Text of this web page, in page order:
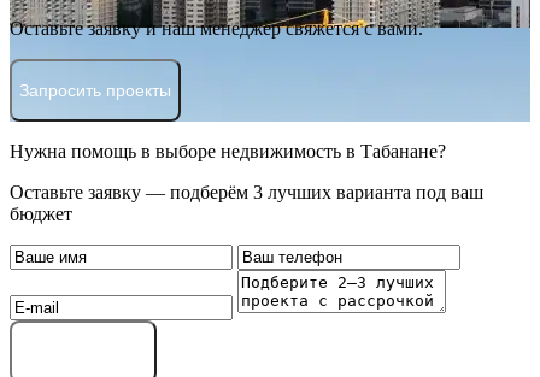
Оставьте заявку и наш менеджер свяжется с вами.
Запросить проекты
Нужна помощь в выборе недвижимость в Табанане?
Оставьте заявку — подберём 3 лучших варианта под ваш
бюджет